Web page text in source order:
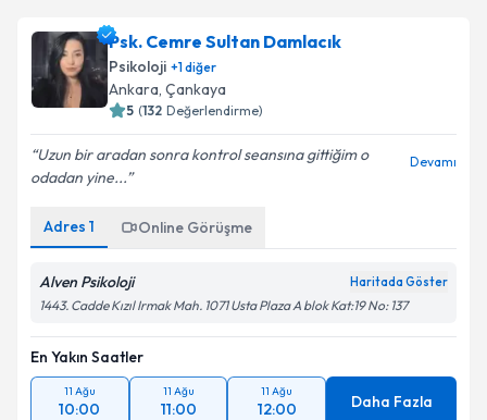
Psk. Cemre Sultan Damlacık
Psikoloji +1diğer
Ankara, Çankaya
5 (132 Değerlendirme)
Uzun bir aradan sonra kontrol seansına gittiğim o
odadan yine...
Devamı
Adres 1 Online Görüşme
Alven Psikoloji Haritada Göster
1443. Cadde Kızıl Irmak Mah. 1071 Usta Plaza A blok Kat:19 No: 137
En Yakın Saatler
11 Ağu
10:00
11 Ağu
11:00
11 Ağu
12:00 Daha Fazla